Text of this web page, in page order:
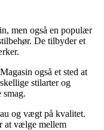
men også en populær
De tilbyder et
også et sted at
stilarter og
smag.
og vægt på kvalitet.
at vælge mellem